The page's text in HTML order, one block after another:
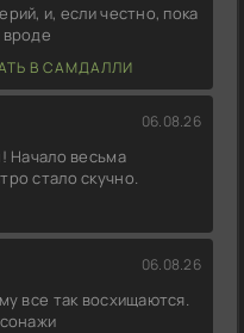
и, если честно, пока
В САМДАЛЛИ
06.08.26
Начало весьма
стало скучно.
06.08.26
все так восхищаются.